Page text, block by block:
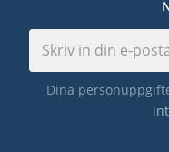
Dina